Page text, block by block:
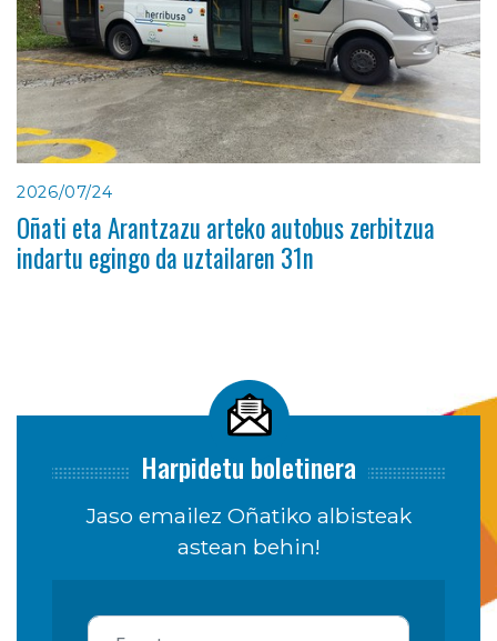
2026/07/24
Oñati eta Arantzazu arteko autobus zerbitzua
indartu egingo da uztailaren 31n
Harpidetu boletinera
Jaso emailez Oñatiko albisteak
astean behin!